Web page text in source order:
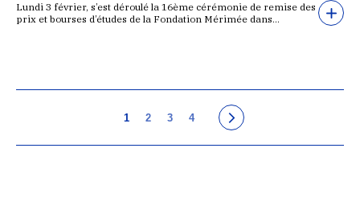
Lundi 3 février, s’est déroulé la 16ème cérémonie de remise des
prix et bourses d’études de la Fondation Mérimée dans…
1 2 3 4